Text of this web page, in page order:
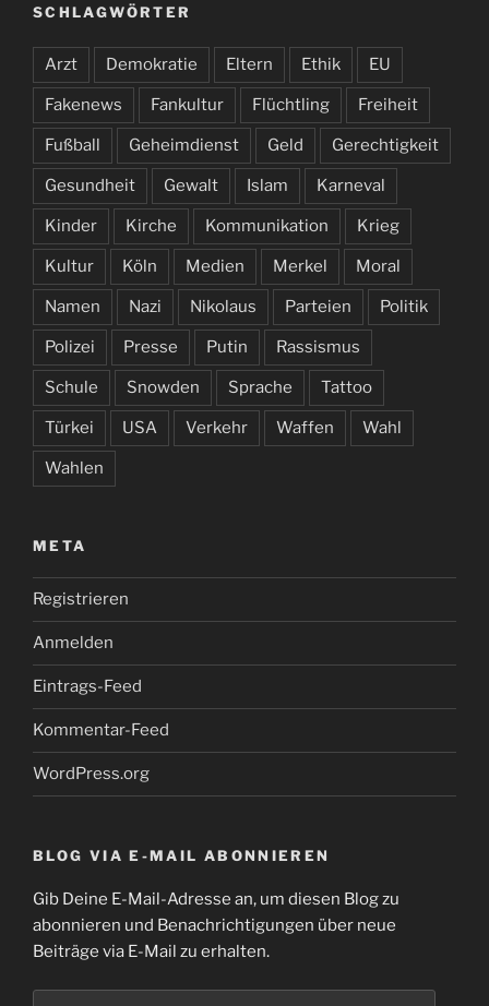
SCHLAGWÖRTER
Arzt Demokratie Eltern Ethik EU
Fakenews Fankultur Flüchtling Freiheit
Fußball Geheimdienst Geld Gerechtigkeit
Gesundheit Gewalt Islam Karneval
Kinder Kirche Kommunikation Krieg
Kultur Köln Medien Merkel Moral
Namen Nazi Nikolaus Parteien Politik
Polizei Presse Putin Rassismus
Schule Snowden Sprache Tattoo
Türkei USA Verkehr Waffen Wahl
Wahlen
META
Registrieren
Anmelden
Eintrags-Feed
Kommentar-Feed
WordPress.org
BLOG VIA E-MAIL ABONNIEREN
Gib Deine E-Mail-Adresse an, um diesen Blog zu
abonnieren und Benachrichtigungen über neue
Beiträge via E-Mail zu erhalten.